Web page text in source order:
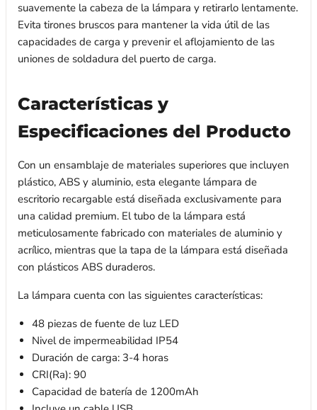
suavemente la cabeza de la lámpara y retirarlo lentamente.
Evita tirones bruscos para mantener la vida útil de las
capacidades de carga y prevenir el aflojamiento de las
uniones de soldadura del puerto de carga.
Características y
Especificaciones del Producto
Con un ensamblaje de materiales superiores que incluyen
plástico, ABS y aluminio, esta elegante lámpara de
escritorio recargable está diseñada exclusivamente para
una calidad premium. El tubo de la lámpara está
meticulosamente fabricado con materiales de aluminio y
acrílico, mientras que la tapa de la lámpara está diseñada
con plásticos ABS duraderos.
La lámpara cuenta con las siguientes características:
48 piezas de fuente de luz LED
Nivel de impermeabilidad IP54
Duración de carga: 3-4 horas
CRI(Ra): 90
Capacidad de batería de 1200mAh